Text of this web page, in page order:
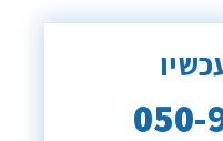
050-